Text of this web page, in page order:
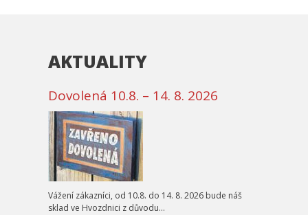
AKTUALITY
Dovolená 10.8. – 14. 8. 2026
Vážení zákazníci, od 10.8. do 14. 8. 2026 bude náš
sklad ve Hvozdnici z důvodu…